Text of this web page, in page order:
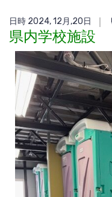
日時 2024, 12月,20日
県内学校施設